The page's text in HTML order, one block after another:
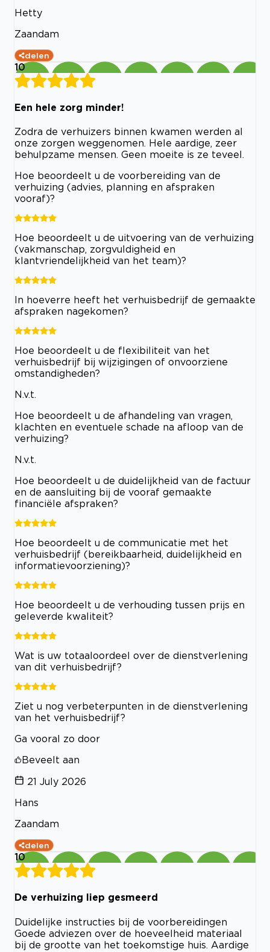
Hetty
Zaandam
delen
10
Een hele zorg minder!
Zodra de verhuizers binnen kwamen werden al
onze zorgen weggenomen. Hele aardige, zeer
behulpzame mensen. Geen moeite is ze teveel.
Hoe beoordeelt u de voorbereiding van de
verhuizing (advies, planning en afspraken
vooraf)?
Hoe beoordeelt u de uitvoering van de verhuizing
(vakmanschap, zorgvuldigheid en
klantvriendelijkheid van het team)?
In hoeverre heeft het verhuisbedrijf de gemaakte
afspraken nagekomen?
Hoe beoordeelt u de flexibiliteit van het
verhuisbedrijf bij wijzigingen of onvoorziene
omstandigheden?
N.v.t.
Hoe beoordeelt u de afhandeling van vragen,
klachten en eventuele schade na afloop van de
verhuizing?
N.v.t.
Hoe beoordeelt u de duidelijkheid van de factuur
en de aansluiting bij de vooraf gemaakte
financiële afspraken?
Hoe beoordeelt u de communicatie met het
verhuisbedrijf (bereikbaarheid, duidelijkheid en
informatievoorziening)?
Hoe beoordeelt u de verhouding tussen prijs en
geleverde kwaliteit?
Wat is uw totaaloordeel over de dienstverlening
van dit verhuisbedrijf?
Ziet u nog verbeterpunten in de dienstverlening
van het verhuisbedrijf?
Ga vooral zo door
Beveelt aan
21 July 2026
Hans
Zaandam
delen
10
De verhuizing liep gesmeerd
Duidelijke instructies bij de voorbereidingen
Goede adviezen over de hoeveelheid materiaal
bij de grootte van het toekomstige huis. Aardige